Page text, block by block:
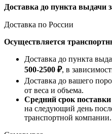
Доставка до пункта выдачи
Доставка по России
Осуществляется
Доставка до пункта
500-2500 ₽, в
Доставка до вашего
от веса и объема.
Средний срок поставки
на следующий день
транспортной компании.